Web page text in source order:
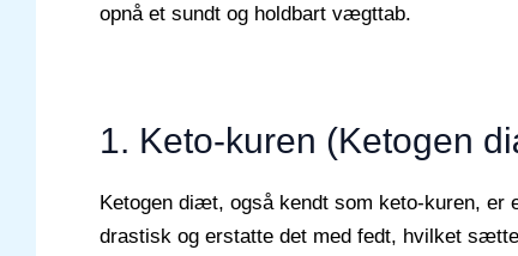
opnå et sundt og holdbart vægttab.
1. Keto-kuren (Ketogen
Ketogen diæt, også kendt som keto-kuren, er
drastisk og erstatte det med fedt, hvilket